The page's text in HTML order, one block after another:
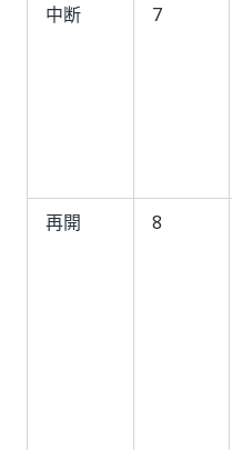
中断
7
再開
8